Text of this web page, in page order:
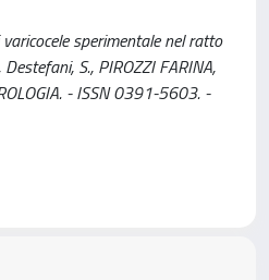
sperimentale nel ratto
S., PIROZZI FARINA,
- ISSN 0391-5603. -